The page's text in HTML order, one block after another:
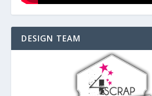
DESIGN TEAM